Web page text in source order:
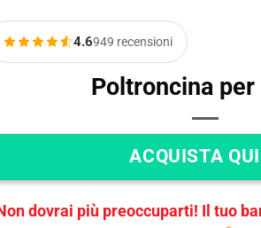
4.6949 recensioni
Poltroncina
ACQUISTA QUI
dovrai più preoccuparti! Il tuo